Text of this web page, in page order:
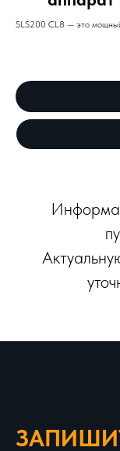
SLS200 CL8 — это